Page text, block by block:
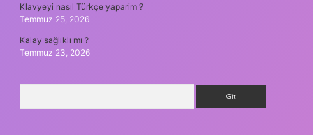
Klavyeyi nasıl Türkçe yaparim ?
Temmuz 25, 2026
Kalay sağlıklı mı ?
Temmuz 23, 2026